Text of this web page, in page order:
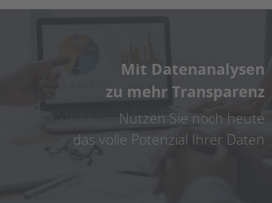
Mit Datenanalysen
zu mehr Transparenz
Nutzen Sie noch heute
das volle Potenzial Ihrer Daten